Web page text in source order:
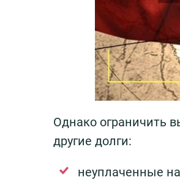
Однако ограничить
другие долги:
неуплаченные